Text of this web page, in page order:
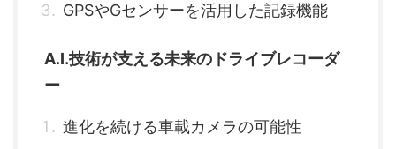
GPSやGセンサーを活用した記録機能
A.I.技術が支える未来のドライブレコーダ
ー
進化を続ける車載カメラの可能性